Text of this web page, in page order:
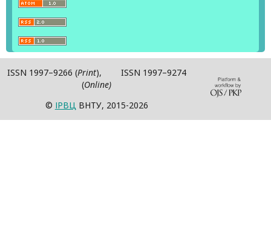
ISSN 1997–9266 (Print), ISSN 1997–9274
(Online)
© ІPВЦ ВНТУ, 2015-2026